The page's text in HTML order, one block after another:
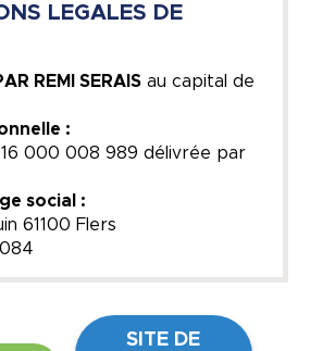
LEGALES DE
REMI SERAIS au capital de
:
000 008 989 délivrée par
social :
61100 Flers
SITE DE